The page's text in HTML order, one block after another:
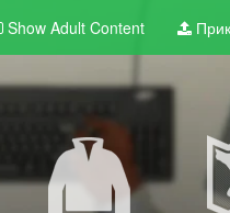
Show Adult Content